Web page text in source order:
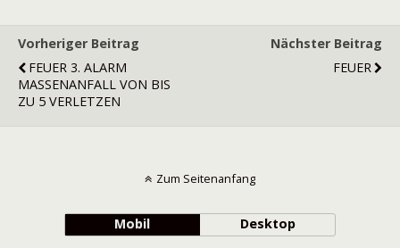
Vorheriger Beitrag
FEUER 3. ALARM
MASSENANFALL VON BIS
ZU 5 VERLETZEN
Nächster Beitrag
FEUER
Zum Seitenanfang
Mobil Desktop